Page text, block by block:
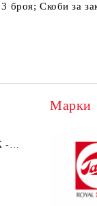
броя; Скоби за
-
Марки